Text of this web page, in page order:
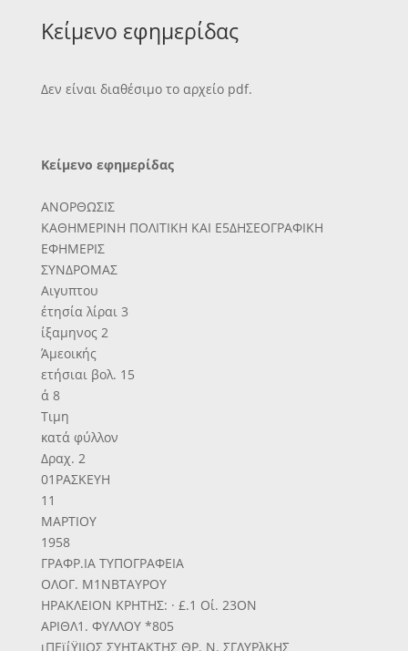
Κείμενο εφημερίδας
Δεν είναι διαθέσιμο το αρχείο pdf.
Κείμενο εφημερίδας
ΑΝΟΡΘΩΣΙΣ
ΚΑΘΗΜΕΡΙΝΗ ΠΟΛΙΤΙΚΗ ΚΑΙ Ε5ΔΗΣΕΟΓΡΑΦΙΚΗ
ΕΦΗΜΕΡΙΣ
ΣΥΝΔΡΟΜΑΣ
Αιγυπτου
έτησία λίραι 3
ίξαμηνος 2
Άμεοικής
ετήσιαι βολ. 15
ά 8
Τιμη
κατά φύλλον
Δραχ. 2
01ΡΑΣΚΕΥΗ
11
ΜΑΡΤΙΟΥ
1958
ΓΡΑΦΡ.ΙΑ ΤΥΠΟΓΡΑΦΕΙΑ
ΟΛΟΓ. Μ1ΝΒΤΑΥΡΟΥ
ΗΡΑΚΛΕΙΟΝ ΚΡΗΤΗΣ: · £.1 Οί. 23ΟΝ
ΑΡΙΘΛ1. ΦΥΛΛΟΥ *805
ιΠΕϊίΫΙΙΟΣ ΣΥΗΤΑΚΤΗΣ ΘΡ. Ν. ΣΓΛΥΡλΚΗΣ